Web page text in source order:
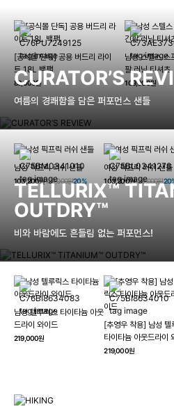
[공식몰 단독] 공용 버드리 라이
트 18L 백팩
89,000원
남성 스텔스 스
팔 러닝 티셔츠
109,000원
CURATOR’S
여름의 경쾌함을 담은 퍼포먼스 샌들
남성 픽프릭 러쉬 샌들
103,200원129,000원20%
여성 픽프릭 러쉬 샌들
103,200원129,000원
TELLURIX™
OUTDRY™
비와 바람에도 흔들림 없는 퍼포먼스!
남성 텔루릭스 타이타늄 아웃
드라이 와이드
219,000원
[추영우 착용] 남성 텔
타이타늄 아웃드라이
219,000원
HIKING
컬럼비아와 함께 일상을 벗어나
하이킹, 트레킹 등 아웃도어 활동을 즐겨보세요.